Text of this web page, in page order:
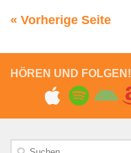
« Vorherige Seite
HÖREN UND FOLGEN!
Suchen